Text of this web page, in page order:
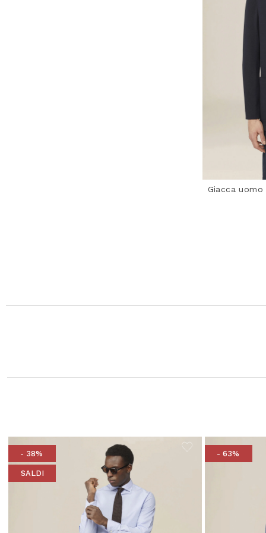
Giacca
- 38%
SALDI
- 63%